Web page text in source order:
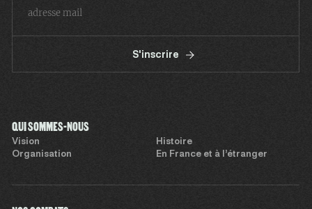
S'inscrire
QUI SOMMES-NOUS
Vision
Histoire
Organisation
En France et à l’étranger